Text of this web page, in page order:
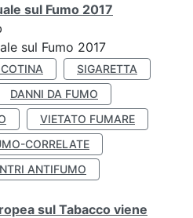
sul Fumo 2017
sul Fumo 2017
SIGARETTA
DANNI DA FUMO
VIETATO FUMARE
CORRELATE
ANTIFUMO
sul Tabacco viene